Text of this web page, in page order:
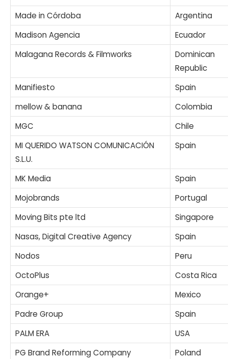
Made in Córdoba
Argentina
Madison Agencia
Ecuador
Malagana Records & Filmworks
Dominican
Republic
Manifiesto
Spain
mellow & banana
Colombia
MGC
Chile
MI QUERIDO WATSON COMUNICACIÓN
S.L.U.
Spain
MK Media
Spain
Mojobrands
Portugal
Moving Bits pte ltd
Singapore
Nasas, Digital Creative Agency
Spain
Nodos
Peru
OctoPlus
Costa Rica
Orange+
Mexico
Padre Group
Spain
PALM ERA
USA
PG Brand Reforming Company
Poland